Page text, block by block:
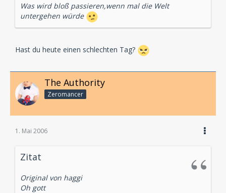
Was wird bloß passieren,wenn mal die Welt
untergehen würde
Hast du heute einen schlechten Tag?
The Authority
Zeromancer
1. Mai 2006
Zitat
Original von haggi
Oh gott